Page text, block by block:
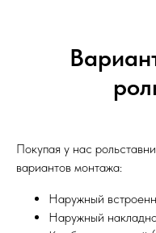
Покупая у нас
вариантов монтажа:
Наружный
Наружный